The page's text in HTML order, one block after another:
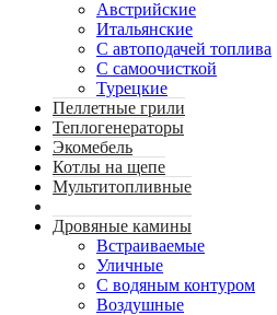
Австрийские
Итальянские
С автоподачей топлива
С самоочисткой
Турецкие
Пеллетные грили
Теплогенераторы
Экомебель
Котлы на щепе
Мультитопливные
Дровяные камины
Встраиваемые
Уличные
С водяным контуром
Воздушные